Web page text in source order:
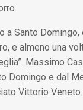
a Santo
e almeno una
Massimo
Domingo e dal
Vittorio Veneto.